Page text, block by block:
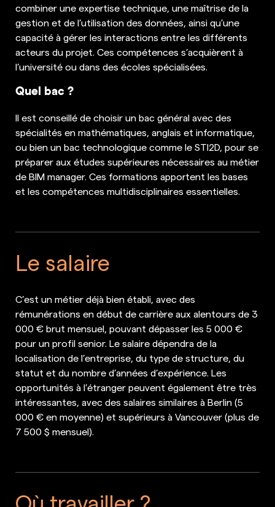
combiner une expertise technique, une maîtrise de la
gestion et de l’utilisation des données, ainsi qu’une
capacité à gérer les interactions entre les différents
acteurs du projet. Ces compétences s’acquièrent à
l’université ou dans des écoles spécialisées.
Quel bac ?
Il est conseillé de choisir un bac général avec des
spécialités en mathématiques, anglais et informatique,
ou bien un bac technologique comme le STI2D, pour se
préparer aux études supérieures nécessaires au métier
de BIM manager. Ces formations apportent les bases
et les compétences multidisciplinaires essentielles.
Le salaire
C’est un métier déjà bien établi, avec des
rémunérations en début de carrière aux alentours de 3
000 € brut mensuel, pouvant dépasser les 5 000 €
pour un profil senior. Le salaire dépendra de la
localisation de l’entreprise, du type de structure, du
statut et du nombre d’années d’expérience. Les
opportunités à l’étranger peuvent également être très
intéressantes, avec des salaires similaires à Berlin (5
000 € en moyenne) et supérieurs à Vancouver (plus de
7 500 $ mensuel).